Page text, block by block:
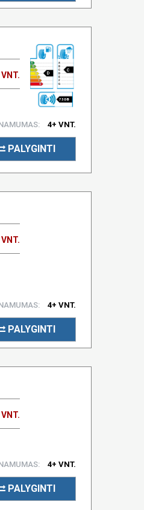
D
C
73 DB
4+ VNT.
PALYGINTI
4+ VNT.
PALYGINTI
4+ VNT.
PALYGINTI